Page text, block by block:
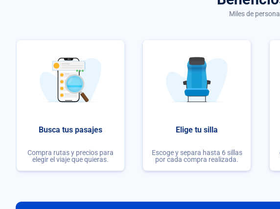
Miles de
Busca tus pasajes
Compra rutas y precios para
elegir el viaje que quieras.
Elige tu silla
Escoge y separa hasta 6 sillas
por cada compra realizada.